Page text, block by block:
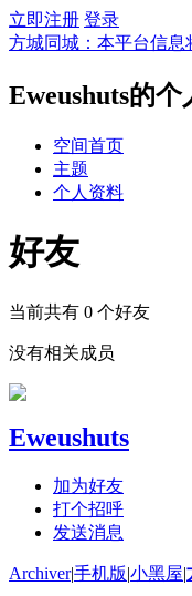
立即注册 登录
方城同城：本平台信
Eweushuts的个
空间首页
主题
个人资料
好友
当前共有 0 个好友
没有相关成员
Eweushuts
加为好友
打个招呼
发送消息
Archiver|手机版|小黑屋|